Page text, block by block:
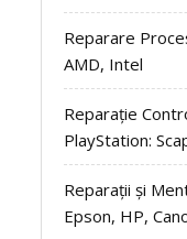
Reparare
AMD, Intel
Reparație
PlayStation:
Reparații și
Epson, HP,